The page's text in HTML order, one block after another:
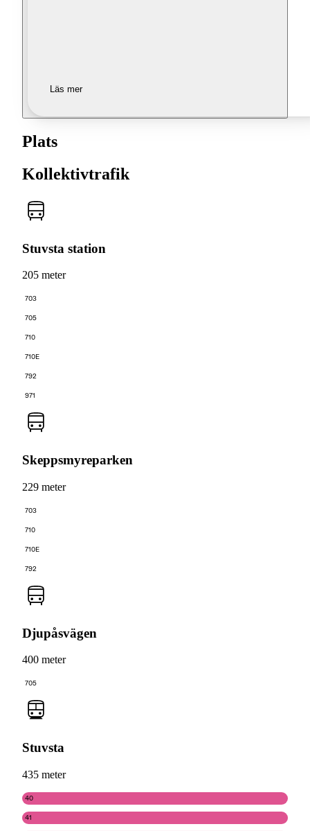
Läs mer
Plats
Kollektivtrafik
Stuvsta station
205 meter
703
705
710
710E
792
971
Skeppsmyreparken
229 meter
703
710
710E
792
Djupåsvägen
400 meter
705
Stuvsta
435 meter
40
41